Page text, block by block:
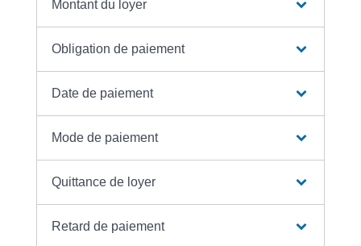
Montant du loyer
Obligation de paiement
Date de paiement
Mode de paiement
Quittance de loyer
Retard de paiement